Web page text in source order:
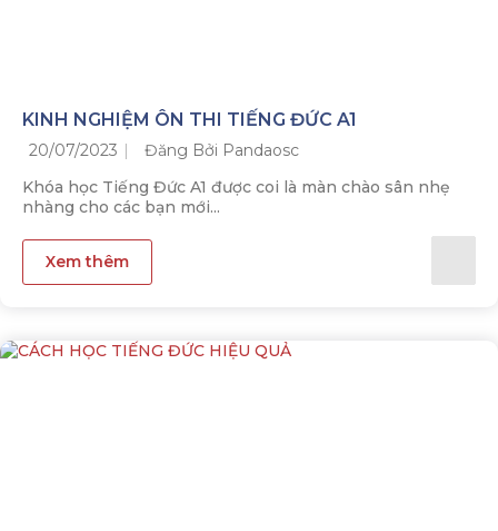
KINH NGHIỆM ÔN THI TIẾNG ĐỨC A1
20/07/2023
Đăng Bởi Pandaosc
Khóa học Tiếng Đức A1 được coi là màn chào sân nhẹ
nhàng cho các bạn mới...
Xem thêm